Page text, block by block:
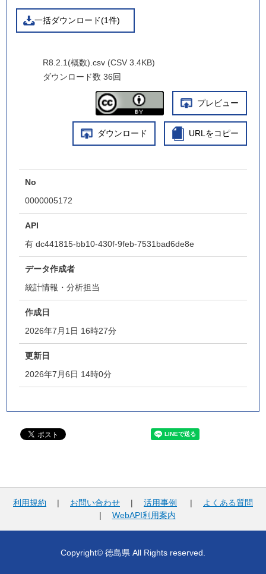
一括ダウンロード(1件)
R8.2.1(概数).csv (CSV 3.4KB)
ダウンロード数 36回
プレビュー
ダウンロード URLをコピー
No
0000005172
API
有 dc441815-bb10-430f-9feb-7531bad6de8e
データ作成者
統計情報・分析担当
作成日
2026年7月1日 16時27分
更新日
2026年7月6日 14時0分
利用規約 | お問い合わせ | 活用事例 |
よくある質問
| WebAPI利用案内
Copyright© 徳島県 All Rights reserved.